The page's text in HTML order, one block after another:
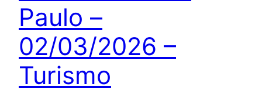
Paulo –
02/03/2026 –
Turismo